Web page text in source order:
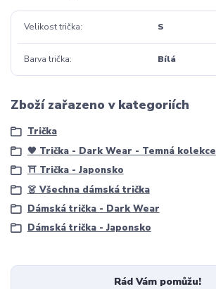
Velikost trička S
Barva trička Bílá
Zboží zařazeno v kategoriích
Trička
🖤 Trička - Dark Wear - Temná kolekce
⛩️ Trička - Japonsko
👗 Všechna dámská trička
Dámská trička - Dark Wear
Dámská trička - Japonsko
Rád Vám pomůžu!